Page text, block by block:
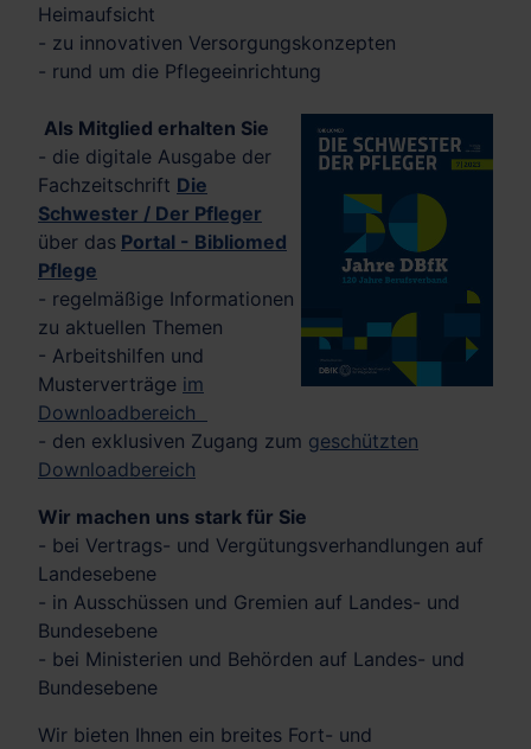
Heimaufsicht
- zu innovativen Versorgungskonzepten
- rund um die Pflegeeinrichtung
Als Mitglied erhalten Sie
- die digitale Ausgabe der
Fachzeitschrift Die
Schwester / Der Pfleger
über das Portal - Bibliomed
Pflege
- regelmäßige Informationen
zu aktuellen Themen
- Arbeitshilfen und
Musterverträge im
Downloadbereich
- den exklusiven Zugang zum geschützten
Downloadbereich
Wir machen uns stark für Sie
- bei Vertrags- und Vergütungsverhandlungen auf
Landesebene
- in Ausschüssen und Gremien auf Landes- und
Bundesebene
- bei Ministerien und Behörden auf Landes- und
Bundesebene
Wir bieten Ihnen ein breites Fort- und